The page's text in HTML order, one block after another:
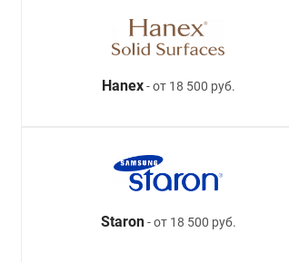
Hanex- от 18 500 руб.
Staron- от 18 500 руб.